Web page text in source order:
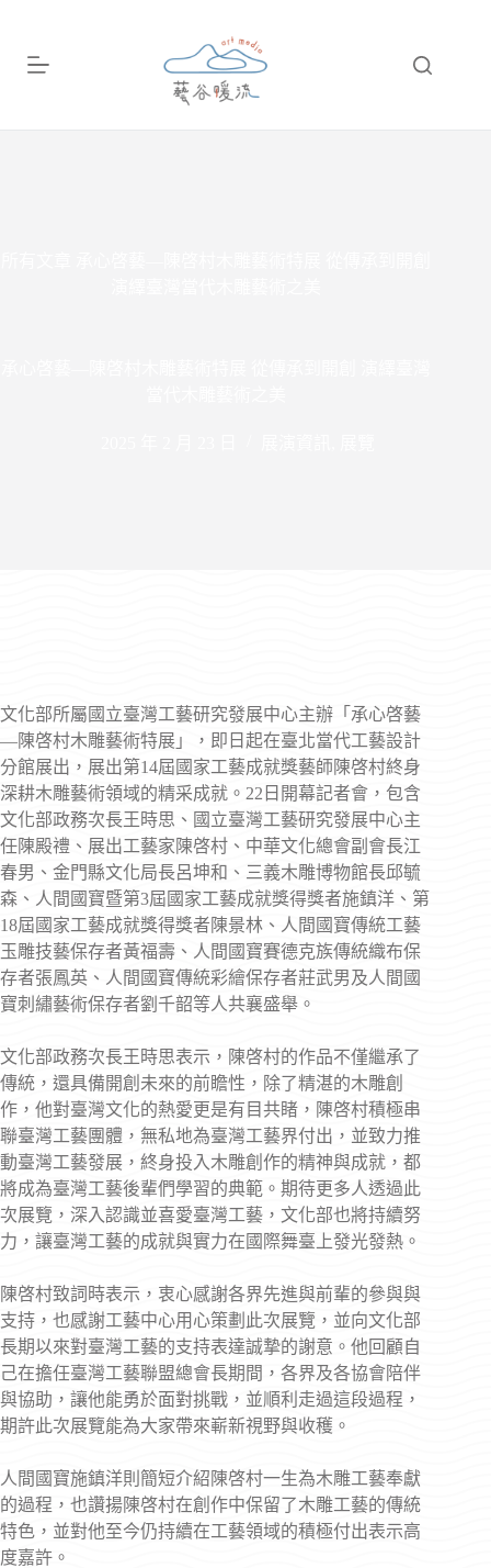
文化部所屬國立臺灣工藝研究發展中心主辦「承心啓藝
—陳啓村木雕藝術特展」，即日起在臺北當代工藝設計
分館展出，展出第14屆國家工藝成就獎藝師陳啓村終身
深耕木雕藝術領域的精采成就。22日開幕記者會，包含
文化部政務次長王時思、國立臺灣工藝研究發展中心主
任陳殿禮、展出工藝家陳啓村、中華文化總會副會長江
春男、金門縣文化局長呂坤和、三義木雕博物館長邱毓
森、人間國寶暨第3屆國家工藝成就獎得獎者施鎮洋、第
18屆國家工藝成就獎得獎者陳景林、人間國寶傳統工藝
玉雕技藝保存者黃福壽、人間國寶賽德克族傳統織布保
存者張鳳英、人間國寶傳統彩繪保存者莊武男及人間國
寶刺繡藝術保存者劉千韶等人共襄盛舉。
文化部政務次長王時思表示，陳啓村的作品不僅繼承了
傳統，還具備開創未來的前瞻性，除了精湛的木雕創
作，他對臺灣文化的熱愛更是有目共睹，陳啓村積極串
聯臺灣工藝團體，無私地為臺灣工藝界付出，並致力推
動臺灣工藝發展，終身投入木雕創作的精神與成就，都
將成為臺灣工藝後輩們學習的典範。期待更多人透過此
次展覽，深入認識並喜愛臺灣工藝，文化部也將持續努
力，讓臺灣工藝的成就與實力在國際舞臺上發光發熱。
陳啓村致詞時表示，衷心感謝各界先進與前輩的參與與
支持，也感謝工藝中心用心策劃此次展覽，並向文化部
長期以來對臺灣工藝的支持表達誠摯的謝意。他回顧自
己在擔任臺灣工藝聯盟總會長期間，各界及各協會陪伴
與協助，讓他能勇於面對挑戰，並順利走過這段過程，
期許此次展覽能為大家帶來嶄新視野與收穫。
人間國寶施鎮洋則簡短介紹陳啓村一生為木雕工藝奉獻
的過程，也讚揚陳啓村在創作中保留了木雕工藝的傳統
特色，並對他至今仍持續在工藝領域的積極付出表示高
度嘉許。